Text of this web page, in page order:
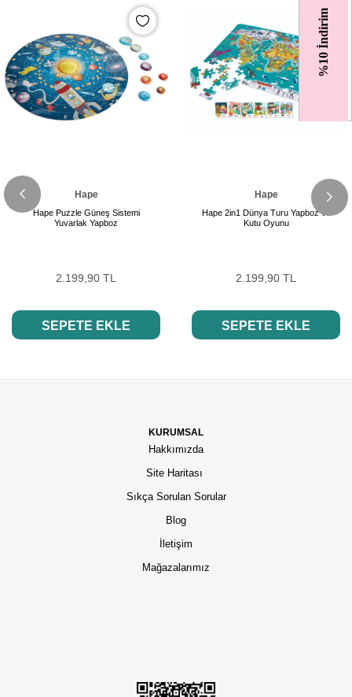
%10 İndirim
Hape
Hape Puzzle Güneş Sistemi
Yuvarlak Yapboz
2.199,90 TL
SEPETE EKLE
Hape
Hape 2in1 Dünya Turu Yapboz ve
Kutu Oyunu
2.199,90 TL
SEPETE EKLE
KURUMSAL
Hakkımızda
Site Haritası
Sıkça Sorulan Sorular
Blog
İletişim
Mağazalarımız